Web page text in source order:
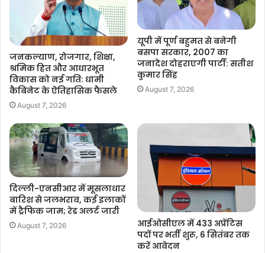
जनकल्याण, रोजगार, शिक्षा,
श्रमिक हित और आधारभूत
विकास को नई गति: धामी
कैबिनेट के ऐतिहासिक फैसले
August 7, 2026
यूपी में पूर्ण बहुमत से बनेगी
बसपा सरकार, 2007 का
जनादेश दोहराएगी पार्टी: सतीश
कुमार सिंह
August 7, 2026
दिल्ली-एनसीआर में मूसलाधार
बारिश से जलभराव, कई इलाकों
में ट्रैफिक जाम; रेड अलर्ट जारी
August 7, 2026
आईओसीएल में 433 अप्रेंटिस
पदों पर भर्ती शुरू, 6 सितंबर तक
करें आवेदन